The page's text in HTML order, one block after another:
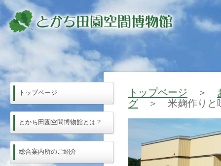
トップページ ＞
グ＞ 米麹作りと
トップページ
とかち田園空間博物館とは？
総合案内所のご紹介